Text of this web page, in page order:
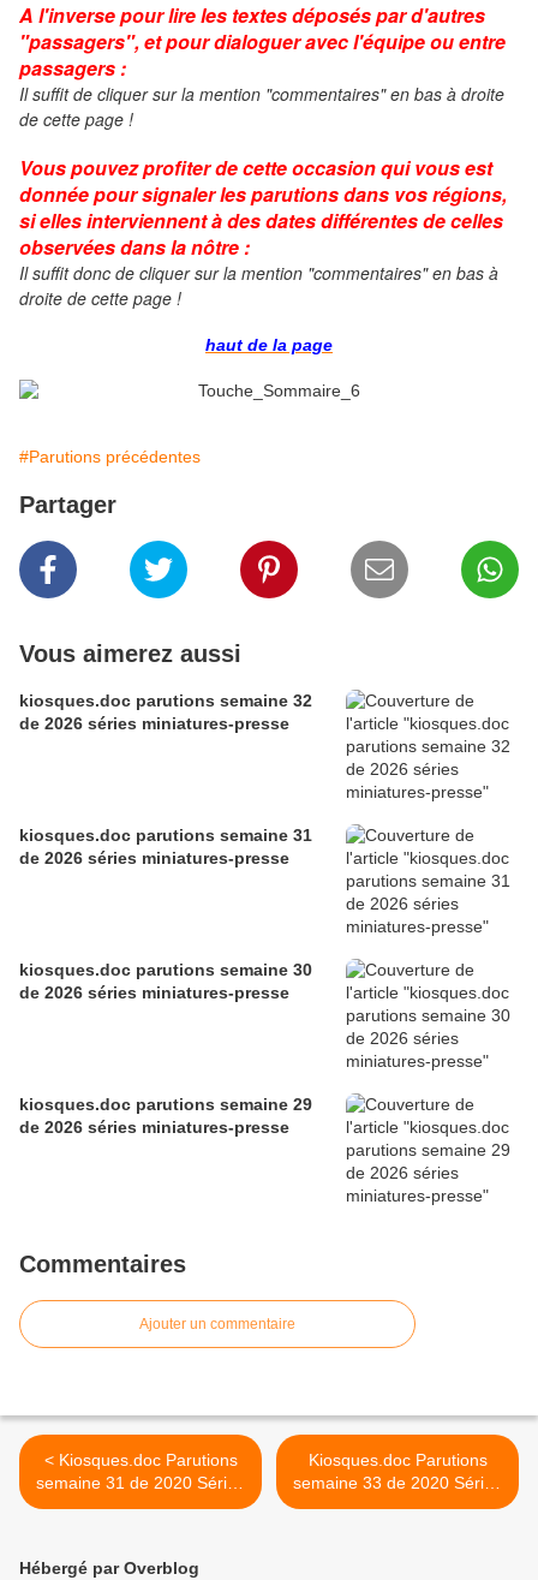
A l'inverse pour lire les textes déposés par d'autres
"passagers", et pour dialoguer avec l'équipe ou entre
passagers :
Il suffit de cliquer sur la mention "commentaires" en bas à droite
de cette page !
Vous pouvez profiter de cette occasion qui vous est
donnée pour signaler les parutions dans vos régions,
si elles interviennent à des dates différentes de celles
observées dans la nôtre :
Il suffit donc de cliquer sur la mention "commentaires" en bas à
droite de cette page !
haut de la page
#Parutions précédentes
Partager
Vous aimerez aussi
kiosques.doc parutions semaine 32
de 2026 séries miniatures-presse
kiosques.doc parutions semaine 31
de 2026 séries miniatures-presse
kiosques.doc parutions semaine 30
de 2026 séries miniatures-presse
kiosques.doc parutions semaine 29
de 2026 séries miniatures-presse
Commentaires
Ajouter un commentaire
< Kiosques.doc Parutions
semaine 31 de 2020 Séries
Miniatures Presse
Kiosques.doc Parutions
semaine 33 de 2020 Séries
Miniatures Presse >
Hébergé par Overblog